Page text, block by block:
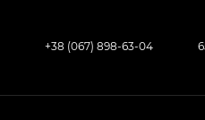
+38 (067) 898-63-04